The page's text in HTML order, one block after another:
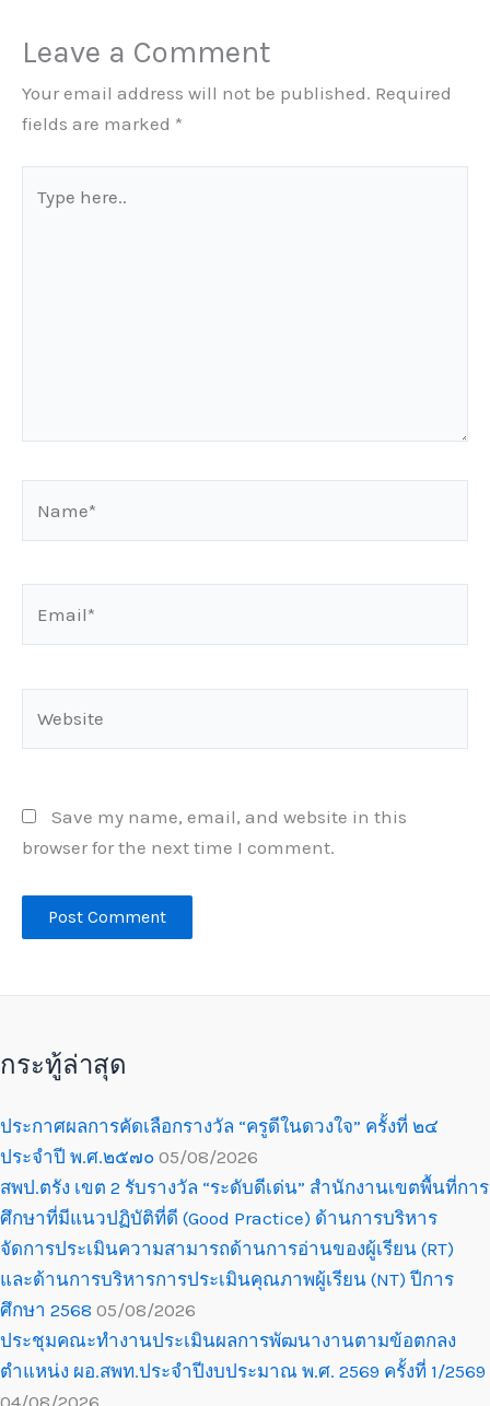
Leave a Comment
Your email address will not be published. Required
fields are marked *
here..
Save my name, email, and website in this
browser for the next time I comment.
กระทู้ล่าสุด
ประกาศผลการคัดเลือกรางวัล “ครูดีในดวงใจ” ครั้งที่ ๒๔
ประจำปี พ.ศ.๒๕๗๐ 05/08/2026
สพป.ตรัง เขต 2 รับรางวัล “ระดับดีเด่น” สำนักงานเขตพื้นที่การ
ศึกษาที่มีแนวปฏิบัติที่ดี (Good Practice) ด้านการบริหาร
จัดการประเมินความสามารถด้านการอ่านของผู้เรียน (RT)
และด้านการบริหารการประเมินคุณภาพผู้เรียน (NT) ปีการ
ศึกษา 2568 05/08/2026
ประชุมคณะทำงานประเมินผลการพัฒนางานตามข้อตกลง
ตำแหน่ง ผอ.สพท.ประจำปีงบประมาณ พ.ศ. 2569 ครั้งที่ 1/2569
04/08/2026